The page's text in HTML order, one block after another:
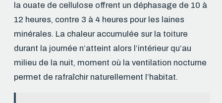
la ouate de cellulose offrent un déphasage de 10 à
12 heures, contre 3 à 4 heures pour les laines
minérales. La chaleur accumulée sur la toiture
durant la journée n’atteint alors l’intérieur qu’au
milieu de la nuit, moment où la ventilation nocturne
permet de rafraîchir naturellement l’habitat.